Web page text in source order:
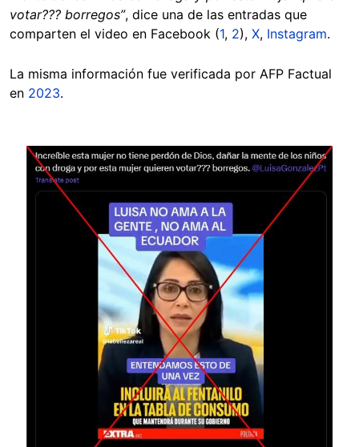
votar??? borregos”, dice una de las entradas que
comparten el video en Facebook (1, 2), X, Instagram.
La misma información fue verificada por AFP Factual
en 2023.
Image